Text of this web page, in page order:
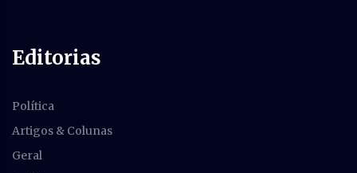
Editorias
Política
Artigos & Colunas
Geral